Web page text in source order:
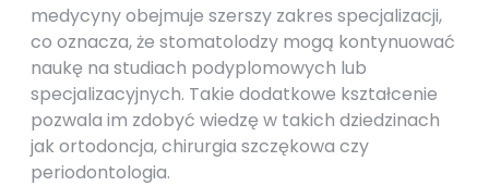
medycyny obejmuje szerszy zakres specjalizacji,
co oznacza, że stomatolodzy mogą kontynuować
naukę na studiach podyplomowych lub
specjalizacyjnych. Takie dodatkowe kształcenie
pozwala im zdobyć wiedzę w takich dziedzinach
jak ortodoncja, chirurgia szczękowa czy
periodontologia.